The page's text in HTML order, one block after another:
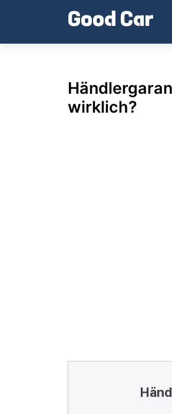
Good Car
wirklich?